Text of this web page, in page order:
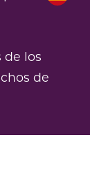
de los
de